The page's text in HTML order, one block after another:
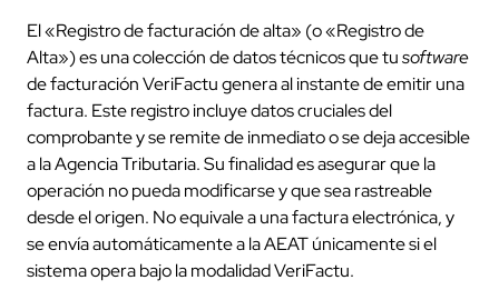
El «Registro de facturación de alta» (o «Registro de
Alta») es una colección de datos técnicos que tusoftware
de facturación VeriFactu genera al instante de emitir una
factura. Este registro incluye datos cruciales del
comprobante y se remite de inmediato o se deja accesible
a la Agencia Tributaria. Su finalidad es asegurar que la
operación no pueda modificarse y que sea rastreable
desde el origen. No equivale a una factura electrónica, y
se envía automáticamente a la AEAT únicamente si el
sistema opera bajo la modalidad VeriFactu.